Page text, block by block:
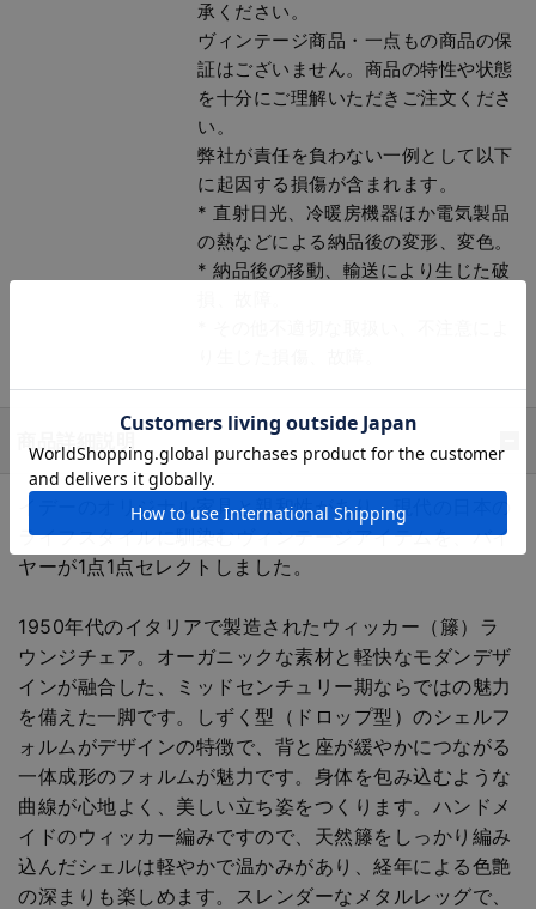
承ください。
ヴィンテージ商品・一点もの商品の保
証はございません。商品の特性や状態
を十分にご理解いただきご注文くださ
い。
弊社が責任を負わない一例として以下
に起因する損傷が含まれます。
* 直射日光、冷暖房機器ほか電気製品
の熱などによる納品後の変形、変色。
* 納品後の移動、輸送により生じた破
イデーのオリジナル家具と親和性があり、現代の日本の
ライフスタイルに馴染むヴィンテージアイテムを、バイ
ヤーが1点1点セレクトしました。
1950年代のイタリアで製造されたウィッカー（籐）ラ
ウンジチェア。オーガニックな素材と軽快なモダンデザ
インが融合した、ミッドセンチュリー期ならではの魅力
を備えた一脚です。しずく型（ドロップ型）のシェルフ
ォルムがデザインの特徴で、背と座が緩やかにつながる
一体成形のフォルムが魅力です。身体を包み込むような
曲線が心地よく、美しい立ち姿をつくります。ハンドメ
イドのウィッカー編みですので、天然籐をしっかり編み
込んだシェルは軽やかで温かみがあり、経年による色艶
の深まりも楽しめます。スレンダーなメタルレッグで、